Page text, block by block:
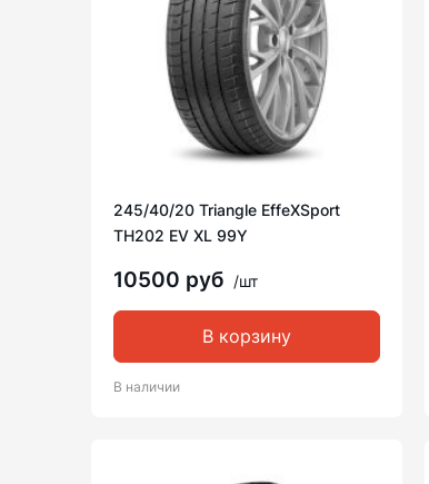
245/40/20 Triangle EffeXSport
TH202 EV XL 99Y
10500 руб /шт
В корзину
В наличии